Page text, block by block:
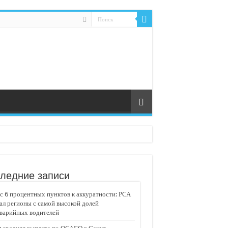
«Движение»
записи
6 процентных пунктов к аккуратности: РСА
регионы с самой высокой долей
водителей